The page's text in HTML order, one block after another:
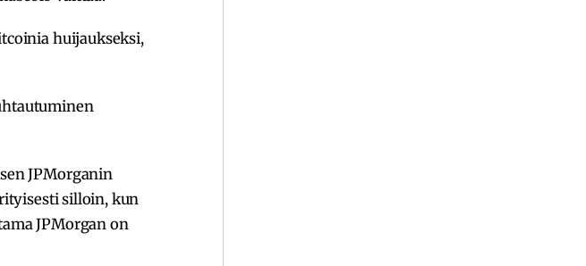
huijaukseksi,
JPMorganin
silloin, kun
JPMorgan on